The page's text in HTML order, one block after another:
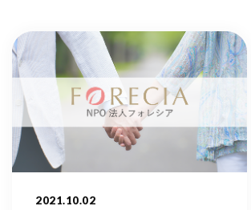
2021.10.02